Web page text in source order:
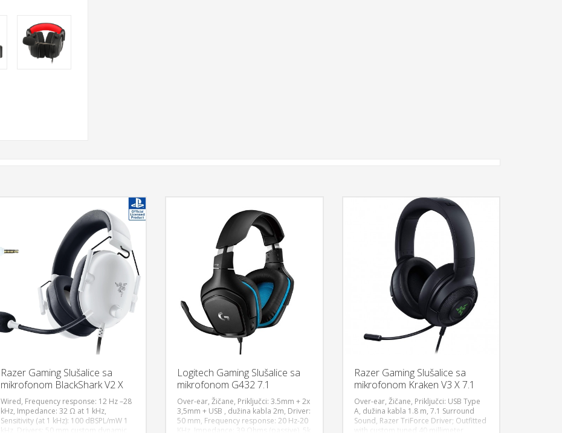
Razer Gaming Slušalice sa
mikrofonom BlackShark V2 X
7.1 PS5 Edition White
Wired, Frequency response: 12 Hz –28
kHz, Impedance: 32 Ω at 1 kHz,
Sensitivity (at 1 kHz): 100 dBSPL/mW 1
kHz, Drivers: 50 mm custom dynamic
DODAJ U KORPU
Logitech Gaming Slušalice sa
mikrofonom G432 7.1
Over-ear, Žičane, Priključci: 3.5mm + 2x
3,5mm + USB , dužina kabla 2m, Driver:
50 mm, Frequency response: 20 Hz-20
KHz, Impedance: 39 Ohms (passive), 5k
DODAJ U KORPU
Razer Gaming Slušalice sa
mikrofonom Kraken V3 X 7.1
Over-ear, Žičane, Priključci: USB Type
A, dužina kabla 1.8 m, 7.1 Surround
Sound, Razer TriForce Driver; Outfitted
with custom tuned 40 millimeter